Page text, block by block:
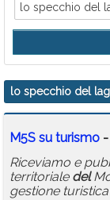
Eventi
Info Utili
Rubriche
Calendario
Annunci
lo specchio del
M5S su turismo
Riceviamo e
territoriale del
gestione